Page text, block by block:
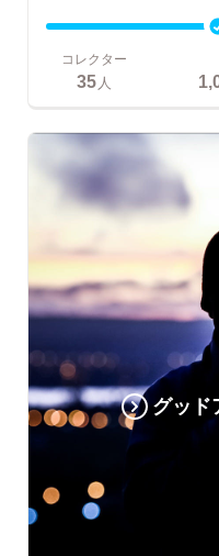
コレクター
35 人
グッド